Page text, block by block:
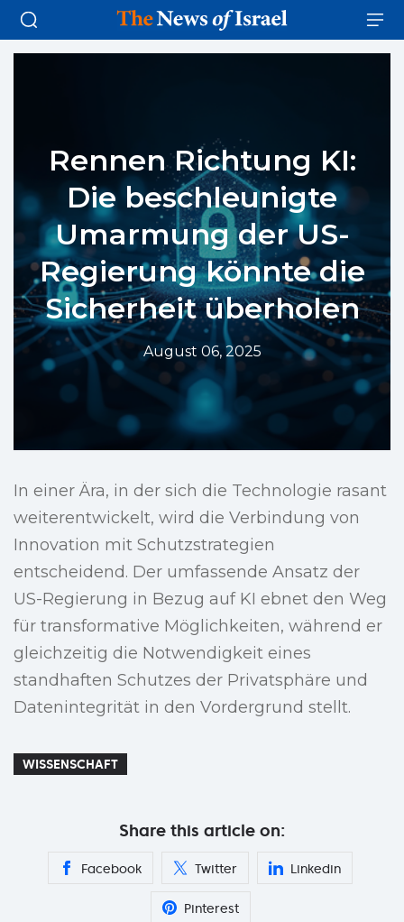
Rennen Richtung KI:
Die beschleunigte
Umarmung der US-
Regierung könnte die
Sicherheit überholen
August 06, 2025
In einer Ära, in der sich die Technologie rasant
weiterentwickelt, wird die Verbindung von
Innovation mit Schutzstrategien
entscheidend. Der umfassende Ansatz der
US-Regierung in Bezug auf KI ebnet den Weg
für transformative Möglichkeiten, während er
gleichzeitig die Notwendigkeit eines
standhaften Schutzes der Privatsphäre und
Datenintegrität in den Vordergrund stellt.
WISSENSCHAFT
Share this article on:
Facebook Twitter Linkedin
Pinterest